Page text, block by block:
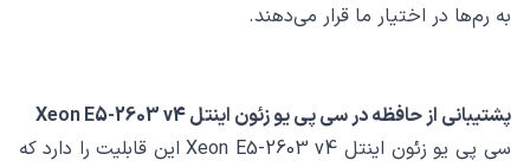
به رم‌ها در اختیار ما قرار می‌دهند.
پشتیبانی از حافظه در سی پی یو زئون اینتل Xeon E5-2603 v4
سی پی یو زئون اینتل Xeon E5-2603 v4 این قابلیت را دارد که